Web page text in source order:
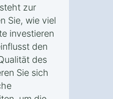
zur
Sie, wie viel
investieren
den
des
Sie sich